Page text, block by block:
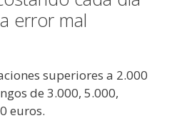
error mal
superiores a 2.000
de 3.000, 5.000,
euros.